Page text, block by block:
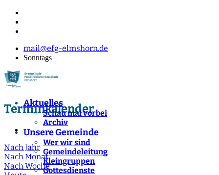
mail@efg-elmshorn.de
Sonntags
Aktuelles
Schau mal vorbei
Archiv
Unsere Gemeinde
Wer wir sind
Gemeindeleitung
Kleingruppen
Gottesdienste
Terminkalender
Nach Jahr
Nach Monat
Nach Woche